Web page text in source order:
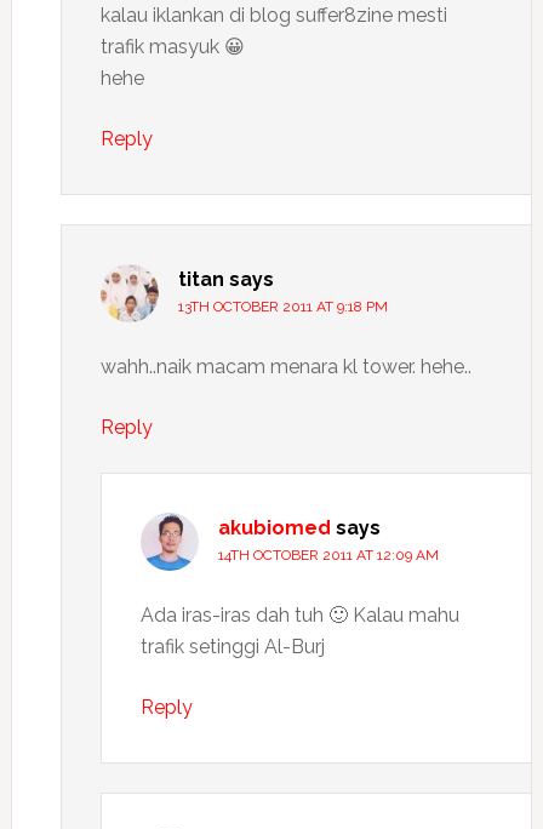
kalau iklankan di blog suffer8zine mesti
trafik masyuk 😀
hehe
Reply
titan says
13TH OCTOBER 2011 AT 9:18 PM
wahh..naik macam menara kl tower. hehe..
Reply
akubiomed says
14TH OCTOBER 2011 AT 12:09 AM
Ada iras-iras dah tuh 🙂 Kalau mahu
trafik setinggi Al-Burj
Reply